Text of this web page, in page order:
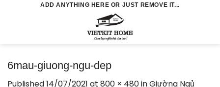
ADD ANYTHING HERE OR JUST REMOVE IT...
6mau-giuong-ngu-dep
Published14/07/2021 at 800 × 480inGiường Ngủ